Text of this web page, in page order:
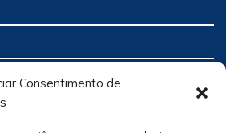
Consentimento de